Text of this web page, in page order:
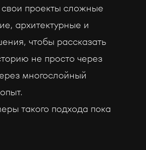
свои проекты сложные
архитектурные и
чтобы рассказать
не просто через
многослойный
такого подхода пока